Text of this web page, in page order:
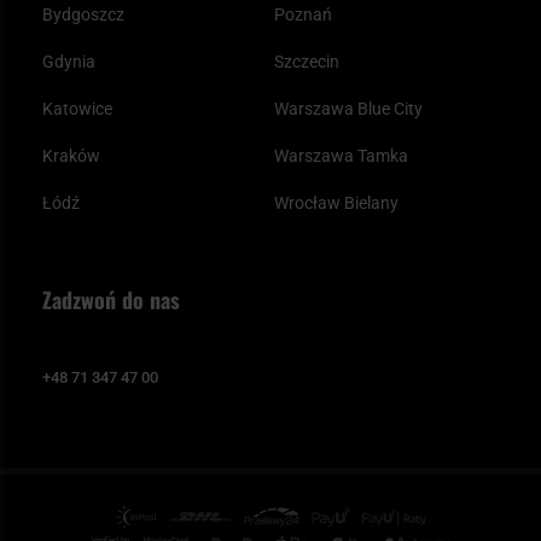
Bydgoszcz
Gdynia
Katowice
Kraków
Łódź
Poznań
Szczecin
Warszawa Blue City
Warszawa Tamka
Wrocław Bielany
Zadzwoń do nas
+48 71 347 47 00